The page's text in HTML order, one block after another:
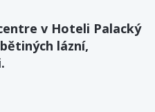
v Hoteli Palacký
lázní,